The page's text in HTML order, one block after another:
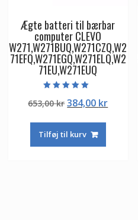
Ægte batteri til bærbar
computer CLEVO
W271,W271BUQ,W271CZQ,W2
71EFQ,W271EGQ,W271ELQ,W2
71EU,W271EUQ
5.00
ud af 5
653,00krDen
pris
var:
384,00 krDen
Tilføj til kurv